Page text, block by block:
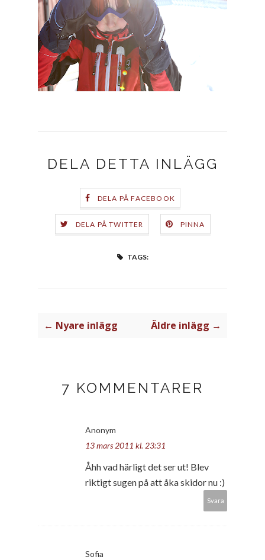
DELA DETTA INLÄGG
DELA PÅ FACEBOOK
DELA PÅ TWITTER PINNA
TAGS:
← Nyare inlägg Äldre inlägg →
7 KOMMENTARER
Anonym
13 mars 2011 kl. 23:31
Åhh vad härligt det ser ut! Blev
riktigt sugen på att åka skidor nu :)
Svara
Sofia